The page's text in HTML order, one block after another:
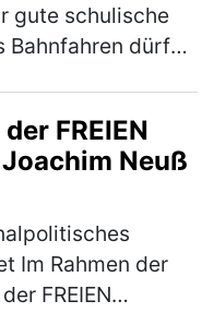
gute schulische
dürfen
FREIEN
Neuß
Im Rahmen der
FREIEN